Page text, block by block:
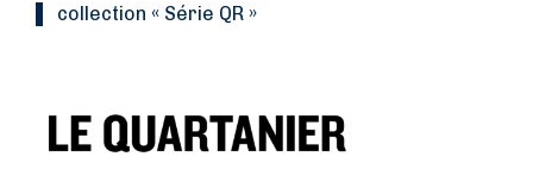
collection « Série QR »